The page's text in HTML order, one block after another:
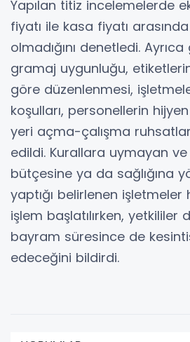
Yapılan titiz incelemelerde
fiyatı ile kasa fiyatı
olmadığını denetledi.
gramaj uygunluğu,
göre düzenlenmesi,
koşulları, personellerin
yeri açma-çalışma
edildi. Kurallara uymayan ve
bütçesine ya da sağlığına
yaptığı belirlenen işletmeler
işlem başlatılırken, yetkililer
bayram süresince de
edeceğini bildirdi.